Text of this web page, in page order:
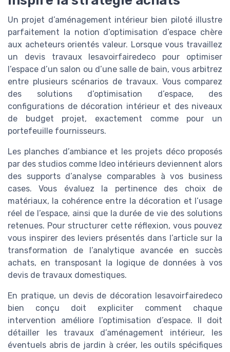
Un projet d’aménagement intérieur bien piloté illustre
parfaitement la notion d’optimisation d’espace chère
aux acheteurs orientés valeur. Lorsque vous travaillez
un devis travaux lesavoirfairedeco pour optimiser
l’espace d’un salon ou d’une salle de bain, vous arbitrez
entre plusieurs scénarios de travaux. Vous comparez
des solutions d’optimisation d’espace, des
configurations de décoration intérieur et des niveaux
de budget projet, exactement comme pour un
portefeuille fournisseurs.
Les planches d’ambiance et les projets déco proposés
par des studios comme ldeo intérieurs deviennent alors
des supports d’analyse comparables à vos business
cases. Vous évaluez la pertinence des choix de
matériaux, la cohérence entre la décoration et l’usage
réel de l’espace, ainsi que la durée de vie des solutions
retenues. Pour structurer cette réflexion, vous pouvez
vous inspirer des leviers présentés dans l’article sur la
transformation de l’analytique avancée en succès
achats, en transposant la logique de données à vos
devis de travaux domestiques.
En pratique, un devis de décoration lesavoirfairedeco
bien conçu doit expliciter comment chaque
intervention améliore l’optimisation d’espace. Il doit
détailler les travaux d’aménagement intérieur, les
éventuels abris de jardin à créer, les outils spécifiques